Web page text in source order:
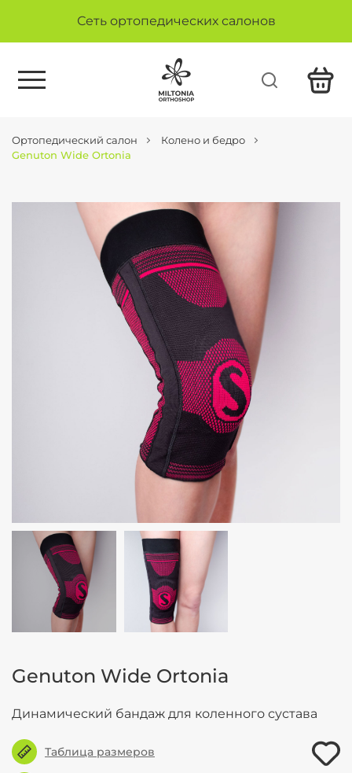
Сеть ортопедических салонов
Ортопедический салон
Колено и бедро
Genuton Wide Ortonia
Genuton Wide Ortonia
Динамический бандаж для коленного сустава
Таблица размеров